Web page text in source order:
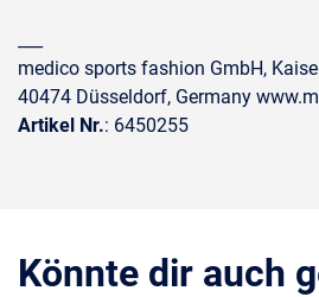
medico sports fashion GmbH,
40474 Düsseldorf, Germany
Artikel Nr.: 6450255
Könnte dir auch